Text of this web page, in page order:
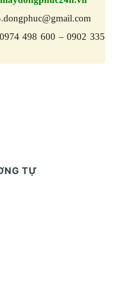
0974 498 600 – 0902 335
TỰ